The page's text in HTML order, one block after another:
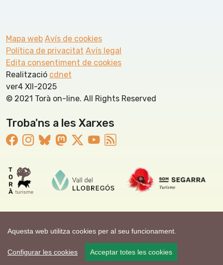
Aquesta web utilitza cookies per al seu funcionament.
Configurar les cookies Acceptar totes les cookies
Mapa web Avís de cookies
Política de privacitat Avís legal
Edita consentiment de cookies
Realització cdnet
ver4 XII-2025
© 2021 Torà on-line. All Rights Reserved
Troba'ns a les Xarxes